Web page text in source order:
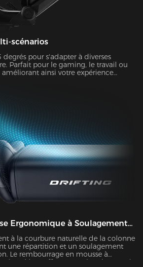
scénarios
pour s'adapter à diverses
Parfait pour le gaming, le travail ou
améliorant ainsi votre expérience
Ergonomique à Soulagement
à la courbure naturelle de la colonne
une répartition et un soulagement
Le rembourrage en mousse à
lent offre un soutien doux mais